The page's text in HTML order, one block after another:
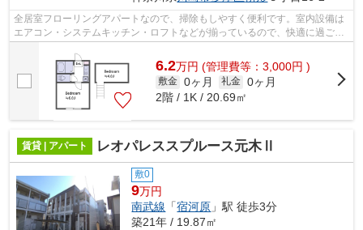
全居室フローリングアパートなので、掃除もしやすく便利です。室内設備は
エアコン・システムキッチン・ロフトなどが揃っているので、快適に過ごし
6.2万円 (管理費等：3,000円 )
敷金 0ヶ月 礼金 0ヶ月
2階 / 1K / 20.69㎡
賃貸 | アパート レオパレススプルース元木Ⅱ
敷0
9万円
南武線 「宿河原 」駅 徒歩3分
築21年 / 19.87㎡